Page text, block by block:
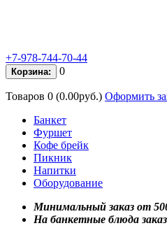
+7-978-744-70-44
Корзина: 0
Товаров 0 (0.00руб.) Оформить
Банкет
Фуршет
Кофе брейк
Пикник
Напитки
Оборудование
Минимальный заказ от
На банкетные блюда